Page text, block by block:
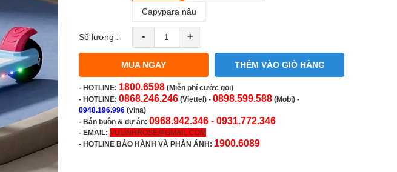
Capypara nâu
Số lượng : - +
MUA NGAY THÊM VÀO GIỎ HÀNG
- HOTLINE: 1800.6598 (Miễn phí cước gọi)
- HOTLINE: 0868.246.246 (Viettel) - 0898.599.588 (Mobi) -
0948.196.996 (vina)
- Bán buôn & dự án: 0968.942.346 - 0931.772.346
- EMAIL: VULINHROSE@GMAIL.COM
- HOTLINE BẢO HÀNH VÀ PHẢN ÁNH: 1900.6089